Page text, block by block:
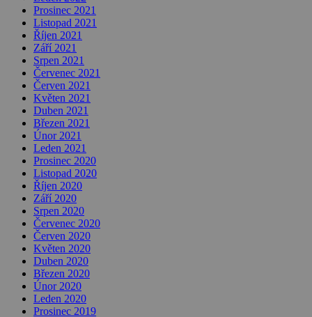
Prosinec 2021
Listopad 2021
Říjen 2021
Září 2021
Srpen 2021
Červenec 2021
Červen 2021
Květen 2021
Duben 2021
Březen 2021
Únor 2021
Leden 2021
Prosinec 2020
Listopad 2020
Říjen 2020
Září 2020
Srpen 2020
Červenec 2020
Červen 2020
Květen 2020
Duben 2020
Březen 2020
Únor 2020
Leden 2020
Prosinec 2019